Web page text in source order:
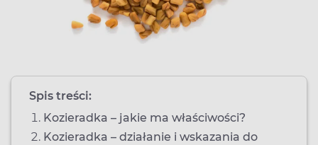
Spis treści:
Kozieradka – jakie ma właściwości?
Kozieradka – działanie i wskazania do